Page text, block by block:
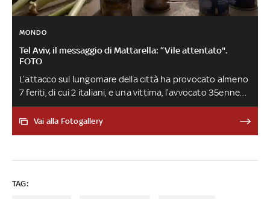
MONDO
Tel Aviv, il messaggio di Mattarella: “Vile attentato".
FOTO
L’attacco sul lungomare della città ha provocato almeno
7 feriti, di cui 2 italiani, e una vittima, l’avvocato 35enne
Alessandro Parini. L’uomo alla guida dell'auto che ha
travolto i passanti avrebbe cercato di sparare prima di
il gruppo di italiani coinvolto nell'attentato è rientrato in
omicidio, attentato terroristico e lesioni
Vai alla Fotogallery
TAG: